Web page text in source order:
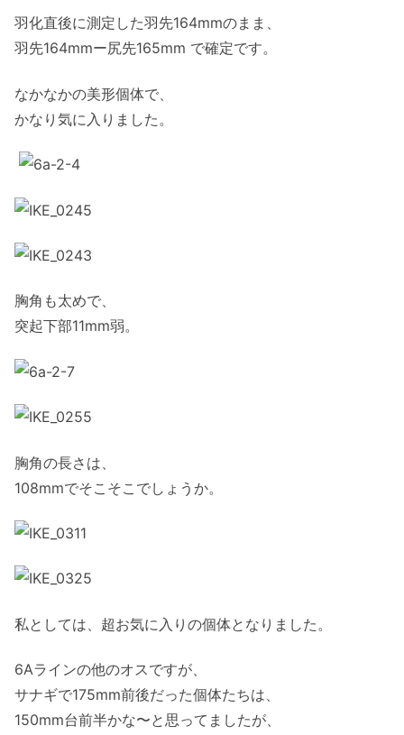
羽化直後に測定した羽先164mmのまま、
羽先164mmー尻先165mm で確定です。
なかなかの美形個体で、
かなり気に入りました。
胸角も太めで、
突起下部11mm弱。
胸角の長さは、
108mmでそこそこでしょうか。
私としては、超お気に入りの個体となりました。
6Aラインの他のオスですが、
サナギで175mm前後だった個体たちは、
150mm台前半かな〜と思ってましたが、